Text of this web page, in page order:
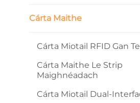
Cárta Maithe
Cárta Miotail RFID Gan
Cárta Maithe Le Strip
Maighnéadach
Cárta Miotail Dual-